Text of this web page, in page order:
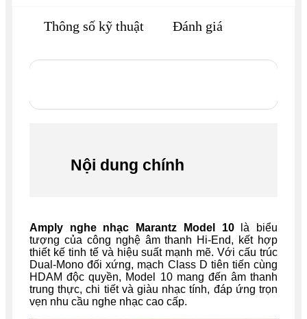
Thông số kỹ thuật Đánh giá
Nội dung chính
Amply nghe nhạc Marantz Model 10là biểu
tượng của công nghệ âm thanh Hi-End, kết hợp
thiết kế tinh tế và hiệu suất mạnh mẽ. Với cấu trúc
Dual-Mono đối xứng, mạch Class D tiên tiến cùng
HDAM độc quyền, Model 10 mang đến âm thanh
trung thực, chi tiết và giàu nhạc tính, đáp ứng trọn
vẹn nhu cầu nghe nhạc cao cấp.